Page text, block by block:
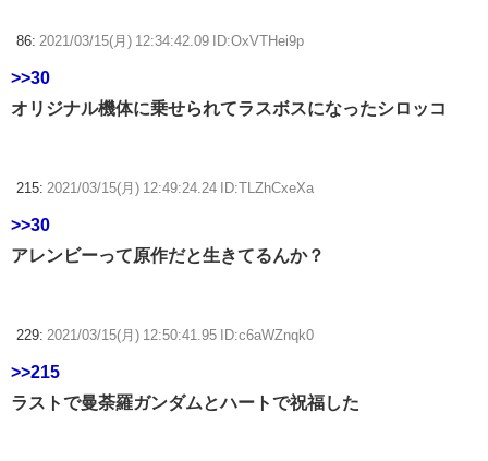
86: 2021/03/15(月) 12:34:42.09 ID:OxVTHei9p
>>30
オリジナル機体に乗せられてラスボスになったシロッコ
215: 2021/03/15(月) 12:49:24.24 ID:TLZhCxeXa
>>30
アレンビーって原作だと生きてるんか？
229: 2021/03/15(月) 12:50:41.95 ID:c6aWZnqk0
>>215
ラストで曼荼羅ガンダムとハートで祝福した